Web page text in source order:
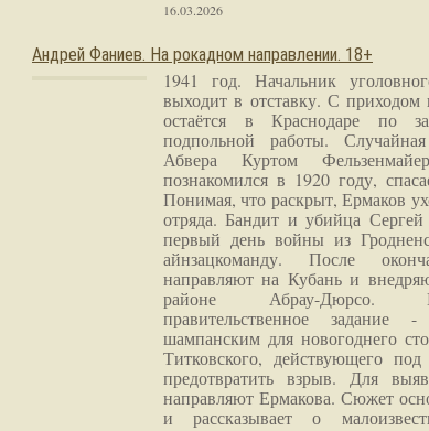
16.03.2026
Андрей Фаниев. На рокадном направлении. 18+
1941 год. Начальник
выходит в отставку. С приходом
остаётся в Краснодаре по
подпольной работы.
Абвера Куртом
познакомился в 1920 году,
Понимая, что раскрыт, Ермаков
отряда. Бандит и убийца
первый день войны из
айнзацкоманду. После
направляют на Кубань и
районе Абрау-Дюрсо.
правительственное
шампанским для новогоднего
Титковского, действующего
предотвратить взрыв. Для
направляют Ермакова. Сюжет
и рассказывает о